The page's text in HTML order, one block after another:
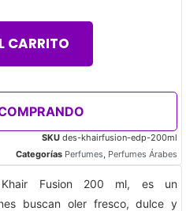
CARRITO
SKU des-khairfusion-edp-200ml
Categorías Perfumes, Perfumes Árabes
Khair Fusion 200 ml, es un
buscan oler fresco, dulce y